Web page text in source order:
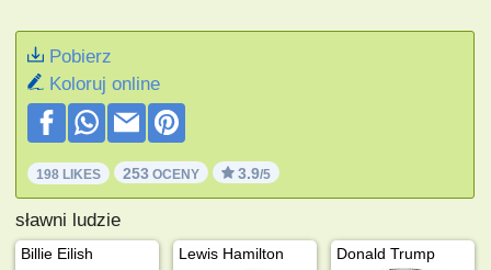
Pobierz
Koloruj online
198 LIKES 253 OCENY 3.9/5
sławni ludzie
Billie Eilish Lewis Hamilton Donald Trump